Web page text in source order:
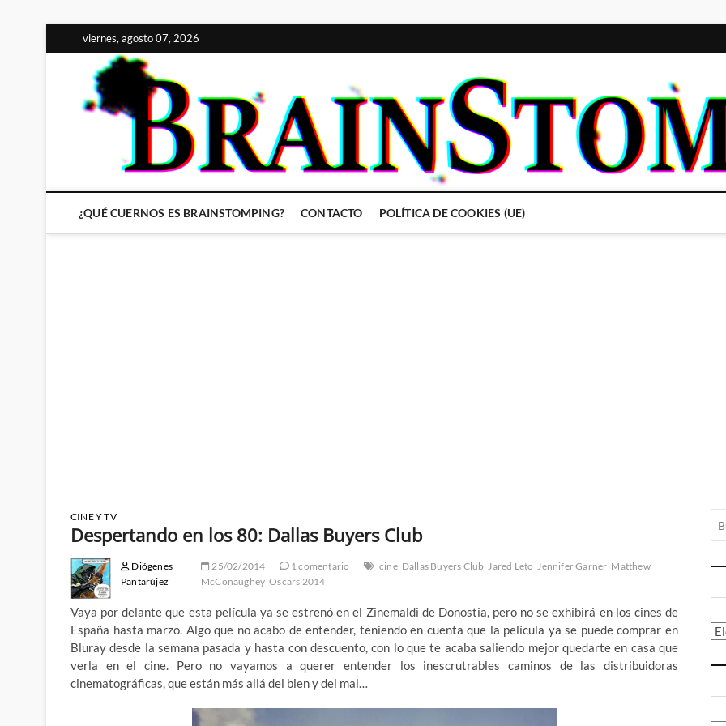
al
contenido
viernes, agosto 07, 2026
¿QUÉ CUERNOS ES BRAINSTOMPING? CONTACTO POLÍTICA DE COOKIES (UE)
CINE Y TV
Despertando en los 80: Dallas Buyers Club
Diógenes
Pantarújez
25/02/2014 1 comentario cine Dallas Buyers Club Jared Leto Jennifer Garner Matthew
McConaughey Oscars 2014
Vaya por delante que esta película ya se estrenó en el Zinemaldi de Donostia, pero no se exhibirá en los cines de
España hasta marzo. Algo que no acabo de entender, teniendo en cuenta que la película ya se puede comprar en
Bluray desde la semana pasada y hasta con descuento, con lo que te acaba saliendo mejor quedarte en casa que
verla en el cine. Pero no vayamos a querer entender los inescrutrables caminos de las distribuidoras
cinematográficas, que están más allá del bien y del mal…